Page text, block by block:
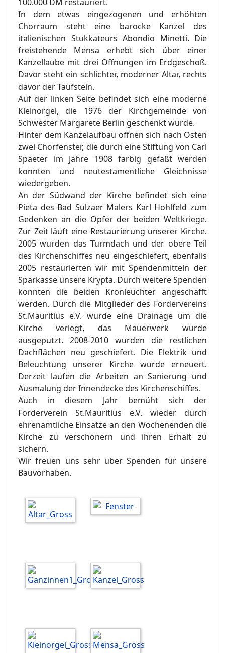
100.000 DM restauriert.
In dem etwas eingezogenen und erhöhten
Chorraum steht eine barocke Kanzel des
italienischen Stukkateurs Abondio Minetti. Die
freistehende Mensa erhebt sich über einer
Kanzellaube mit drei Öffnungen im Erdgeschoß.
Davor steht ein schlichter, moderner Altar, rechts
davor der Taufstein.
Auf der linken Seite befindet sich eine moderne
Kleinorgel, die 1976 der Kirchgemeinde von
Schwester Margarete Berlin geschenkt wurde.
Hinter dem Kanzelaufbau öffnen sich nach Osten
zwei Chorfenster, die durch eine Stiftung von Carl
Spaeter im Jahre 1908 farbig gefaßt werden
konnten und neutestamentliche Gleichnisse
wiedergeben.
An der Südwand der Kirche befindet sich eine
Pieta des Bad Sulzaer Malers Karl Hohlfeld zum
Gedenken an die Opfer der beiden Weltkriege.
Zur Zeit läuft eine Restaurierung unserer Kirche.
2005 wurden das Turmdach und der obere Teil
des Kirchenschiffes neu eingeschiefert, ebenfalls
2005 restaurierten wir mit Spendenmitteln der
Sparkasse unsere Krypta. Durch weitere Spenden
konnten die beiden Kronleuchter angeschafft
werden. Durch die Mitglieder des Fördervereins
St.Mauritius e.V. wurde eine Drainage um die
Kirche verlegt, das Mauerwerk wurde
ausgeputzt. 2008-2010 wurden die restlichen
Dachflächen neu geschiefert. Die Elektrik und
Beleuchtung unserer Kirche wurde erneuert.
Derzeit laufen die Arbeiten an Sanierung und
Ausmalung der Innendecke des Kirchenschiffes.
Auch in diesem Jahr bemüht sich der
Förderverein St.Mauritius e.V. wieder durch
ehrenamtliche Einsätze an den Wochenenden die
Kirche zu verschönern und ihren Erhalt zu
sichern.
Wir freuen uns sehr über Spenden für unsere
Bauvorhaben.